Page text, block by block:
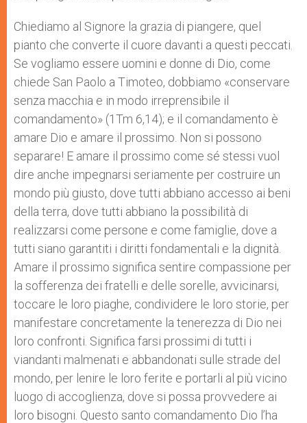
Chiediamo al Signore la grazia di piangere, quel
pianto che converte il cuore davanti a questi peccati.
Se vogliamo essere uomini e donne di Dio, come
chiede San Paolo a Timoteo, dobbiamo «conservare
senza macchia e in modo irreprensibile il
comandamento» (1Tm 6,14); e il comandamento è
amare Dio e amare il prossimo. Non si possono
separare! E amare il prossimo come sé stessi vuol
dire anche impegnarsi seriamente per costruire un
mondo più giusto, dove tutti abbiano accesso ai beni
della terra, dove tutti abbiano la possibilità di
realizzarsi come persone e come famiglie, dove a
tutti siano garantiti i diritti fondamentali e la dignità.
Amare il prossimo significa sentire compassione per
la sofferenza dei fratelli e delle sorelle, avvicinarsi,
toccare le loro piaghe, condividere le loro storie, per
manifestare concretamente la tenerezza di Dio nei
loro confronti. Significa farsi prossimi di tutti i
viandanti malmenati e abbandonati sulle strade del
mondo, per lenire le loro ferite e portarli al più vicino
luogo di accoglienza, dove si possa provvedere ai
loro bisogni. Questo santo comandamento Dio l’ha